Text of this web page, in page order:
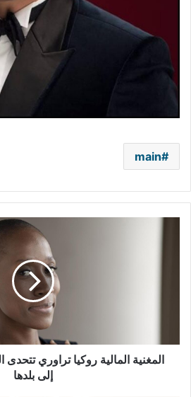
main
إلى
بلدهاالمغنية المالية روكيا تراوري
إلى بلدها